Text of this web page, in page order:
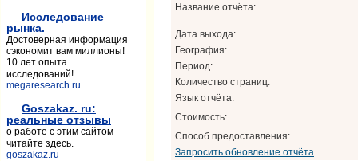
Название отчёта:
Дата выхода:
География:
Период:
Количество страниц:
Язык отчёта:
Стоимость:
Способ предоставления:
Запросить обновление отчёта
Исследование
рынка.
Достоверная информация
сэкономит вам миллионы!
10 лет опыта
исследований!
megaresearch.ru
Goszakaz. ru:
реальные отзывы
о работе с этим сайтом
читайте здесь.
goszakaz.ru